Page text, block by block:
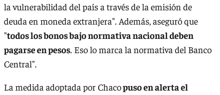
la vulnerabilidad del país a través de la emisión de
deuda en moneda extranjera". Además, aseguró que
"todos los bonos bajo normativa nacional deben
pagarse en pesos. Eso lo marca la normativa del Banco
Central".
La medida adoptada por Chacopuso en alerta el